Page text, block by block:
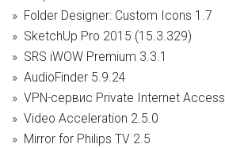
Folder Designer: Custom Icons 1.7
SketchUp Pro 2015 (15.3.329)
SRS iWOW Premium 3.3.1
AudioFinder 5.9.24
VPN-сервис Private Internet Access
Video Acceleration 2.5.0
Mirror for Philips TV 2.5